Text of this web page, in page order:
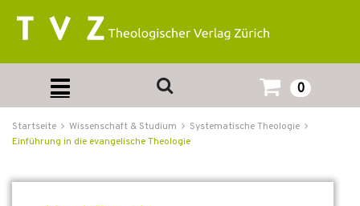
0
Startseite Wissenschaft & Studium
Systematische Theologie
Einführung in die evangelische Theologie